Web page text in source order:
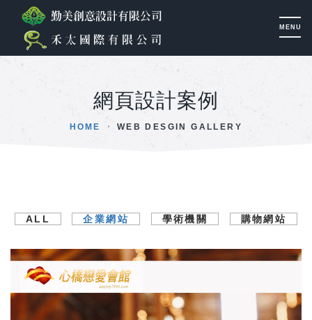
網頁設計案例
HOME WEB DESGIN GALLERY
ALL 企業網站 學術機關 購物網站